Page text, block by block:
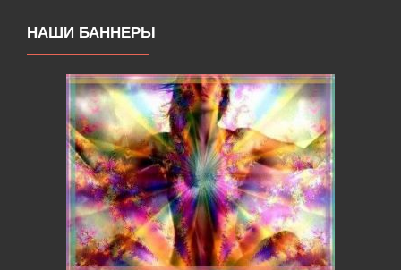
НАШИ БАННЕРЫ